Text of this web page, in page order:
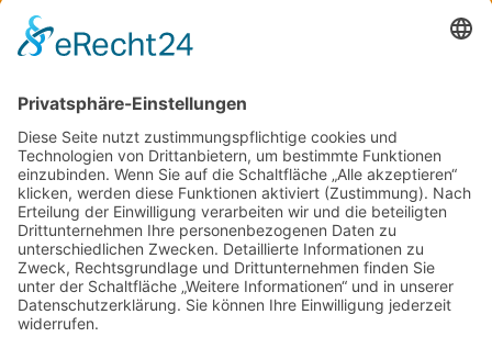
Mo & Do 13 –18 Uhr
Di 17:30 – 19:30 Uhr
Sa und So geschlossen